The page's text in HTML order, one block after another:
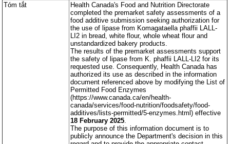
Tóm tắt
Health Canada's Food and Nutrition Directorate
completed the premarket safety assessments of a
food additive submission seeking authorization for
the use of lipase from Komagataella phaffii LALL-
LI2 in bread, white flour, whole wheat flour and
unstandardized bakery products.
The results of the premarket assessments support
the safety of lipase from K. phaffii LALL-LI2 for its
requested use. Consequently, Health Canada has
authorized its use as described in the information
document referenced above by modifying the List of
Permitted Food Enzymes
(https://www.canada.ca/en/health-
canada/services/food-nutrition/foodsafety/food-
additives/lists-permitted/5-enzymes.html) effective
18 February 2025
The purpose of this information document is to
publicly announce the Department's decision in this